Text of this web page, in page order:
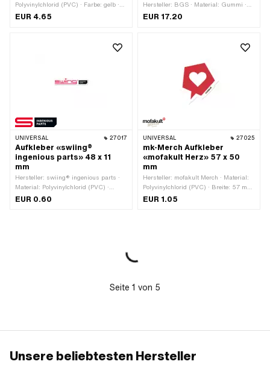
Polyvinylchlorid (PVC) · Farbe: gelb ·
Farbe: grün · Farbe: weiss · Breite:
EUR 4.65
Hersteller: BGS · Material: Gummi ·
Durchmesser: 90 mm · Höhe: 15 mm ·
EUR 17.20
UNIVERSAL 27017
Aufkleber «swiing®
ingenious parts» 48 x 11
mm
Hersteller: swiing® ingenious parts ·
Material: Polyvinylchlorid (PVC) ·
Farbe: rot · Farbe: schwarz · Farbe:
EUR 0.60
UNIVERSAL 27025
mk-Merch Aufkleber
«mofakult Herz» 57 x 50
mm
Hersteller: mofakult Merch · Material:
Polyvinylchlorid (PVC) · Breite: 57 mm
· Höhe: 50 mm · Beschaffenheit
EUR 1.05
Seite 1 von 5
Unsere beliebtesten Hersteller